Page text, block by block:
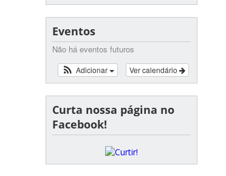
Eventos
Não há eventos futuros
Ver calendário
Adicionar
Curta nossa página no
Facebook!